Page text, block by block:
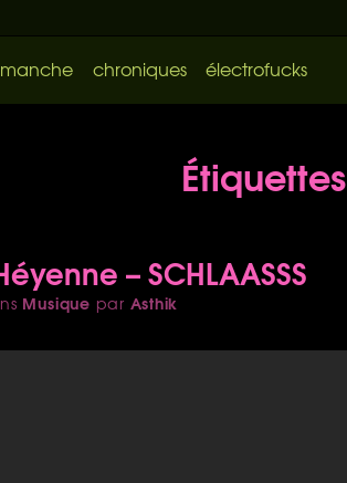
chroniques électrofucks
Étiquettes
– SCHLAASSS
Musique par Asthik